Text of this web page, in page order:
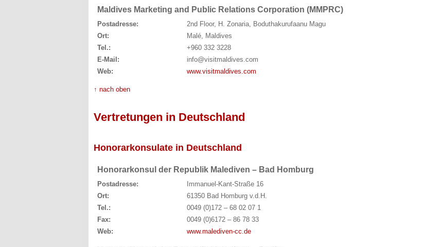
Maldives Marketing and Public Relations Corporation (MMPRC)
Postadresse:
2nd Floor, H. Zonaria, Boduthakurufaanu Magu
Ort:
Malé, Maldives
Tel.:
+960 332 3228
E-Mail:
info@visitmaldives.com
Web:
www.visitmaldives.com
↑ nach oben
Vertretungen in Deutschland
Honorarkonsulate in Deutschland
Honorarkonsul der Republik Malediven – Bad Homburg
Postadresse:
Immanuel-Kant-Straße 16
Ort:
61350 Bad Homburg v.d.H.
Tel.:
0049 (0)172 – 68 02 07 1
Fax:
0049 (0)6172 – 86 78 33
Web:
www.malediven-cc.de